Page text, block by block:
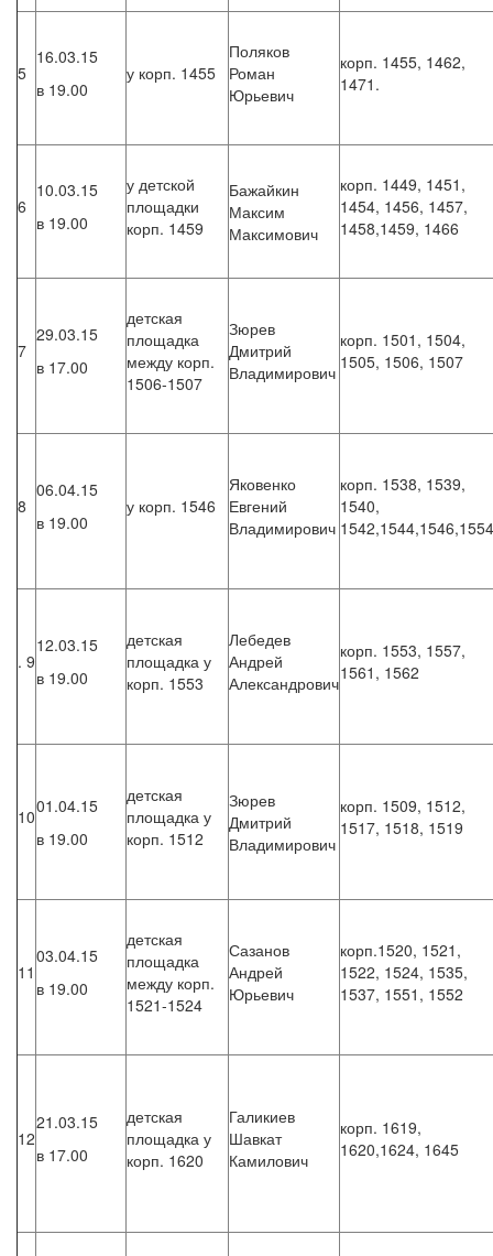
5
16.03.15
в 19.00
у корп. 1455
Поляков
Роман
Юрьевич
корп. 1455, 1462,
1471.
6
10.03.15
в 19.00
у детской
площадки
корп. 1459
Бажайкин
Максим
Максимович
корп. 1449, 1451,
1454, 1456, 1457,
1458,1459, 1466
7
29.03.15
в 17.00
детская
площадка
между корп.
1506-1507
Зюрев
Дмитрий
Владимирович
корп. 1501, 1504,
1505, 1506, 1507
8
06.04.15
в 19.00
у корп. 1546
Яковенко
Евгений
Владимирович
корп. 1538, 1539,
1540,
1542,1544,1546,1554
. 9
12.03.15
в 19.00
детская
площадка у
корп. 1553
Лебедев
Андрей
Александрович
корп. 1553, 1557,
1561, 1562
1001.04.15
в 19.00
детская
площадка у
корп. 1512
Зюрев
Дмитрий
Владимирович
корп. 1509, 1512,
1517, 1518, 1519
11
03.04.15
в 19.00
детская
площадка
между корп.
1521-1524
Сазанов
Андрей
Юрьевич
корп.1520, 1521,
1522, 1524, 1535,
1537, 1551, 1552
12
21.03.15
в 17.00
детская
площадка у
корп. 1620
Галикиев
Шавкат
Камилович
корп. 1619,
1620,1624, 1645